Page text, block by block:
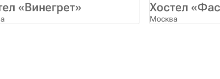
«Винегрет» Хостел
Москва